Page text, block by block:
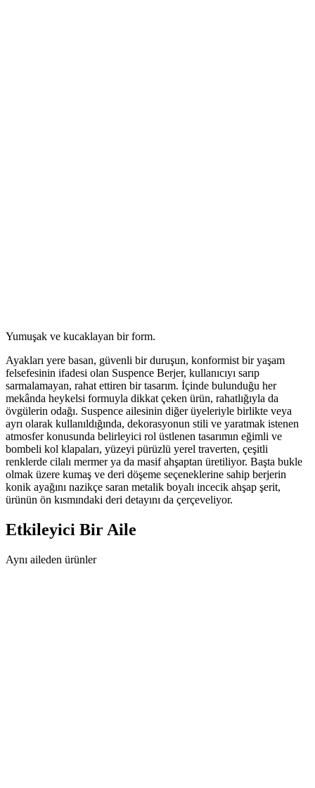
Yumuşak ve kucaklayan bir form.
Ayakları yere basan, güvenli bir duruşun, konformist bir yaşam
felsefesinin ifadesi olan Suspence Berjer, kullanıcıyı sarıp
sarmalamayan, rahat ettiren bir tasarım. İçinde bulunduğu her
mekânda heykelsi formuyla dikkat çeken ürün, rahatlığıyla da
övgülerin odağı. Suspence ailesinin diğer üyeleriyle birlikte veya
ayrı olarak kullanıldığında, dekorasyonun stili ve yaratmak istenen
atmosfer konusunda belirleyici rol üstlenen tasarımın eğimli ve
bombeli kol klapaları, yüzeyi pürüzlü yerel traverten, çeşitli
renklerde cilalı mermer ya da masif ahşaptan üretiliyor. Başta bukle
olmak üzere kumaş ve deri döşeme seçeneklerine sahip berjerin
konik ayağını nazikçe saran metalik boyalı incecik ahşap şerit,
ürünün ön kısmındaki deri detayını da çerçeveliyor.
Etkileyici Bir Aile
Aynı aileden ürünler